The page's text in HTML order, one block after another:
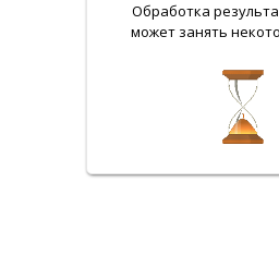
Обработка
может занять